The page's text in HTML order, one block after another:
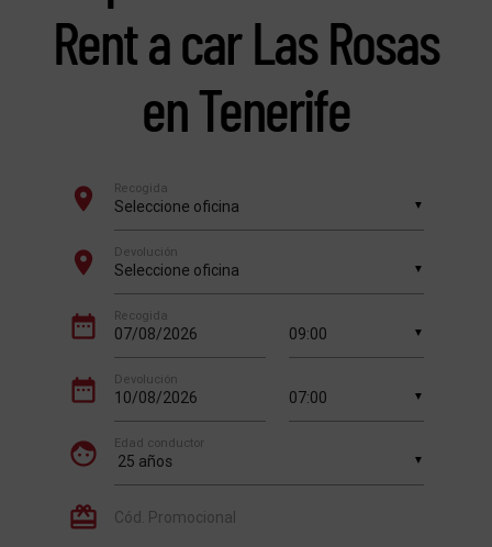
Rent a car Las Rosas
en Tenerife